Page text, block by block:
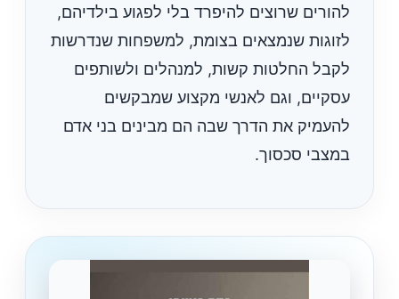
להורים שרוצים להיפרד בלי לפגוע בילדיהם,
לזוגות שנמצאים בצומת, למשפחות שנדרשות
לקבל החלטות קשות, למנהלים ולשותפים
עסקיים, וגם לאנשי מקצוע שמבקשים
להעמיק את הדרך שבה הם מבינים בני אדם
במצבי סכסוך.